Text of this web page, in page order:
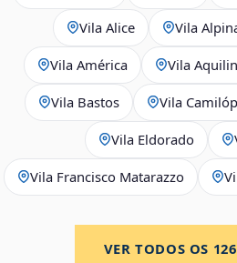
Vila Alice Vila
Vila América Vila
Vila Bastos Vila
Vila Eldorado
Vila Francisco Matarazzo
VER TODOS OS 126